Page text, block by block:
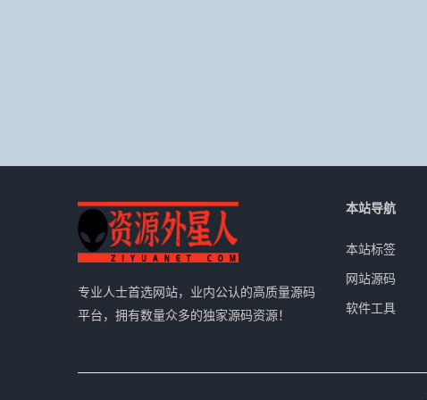
专业人士首选网站，业内公认的高质量源码
平台，拥有数量众多的独家源码资源！
本站导航
本站标签
网站源码
软件工具